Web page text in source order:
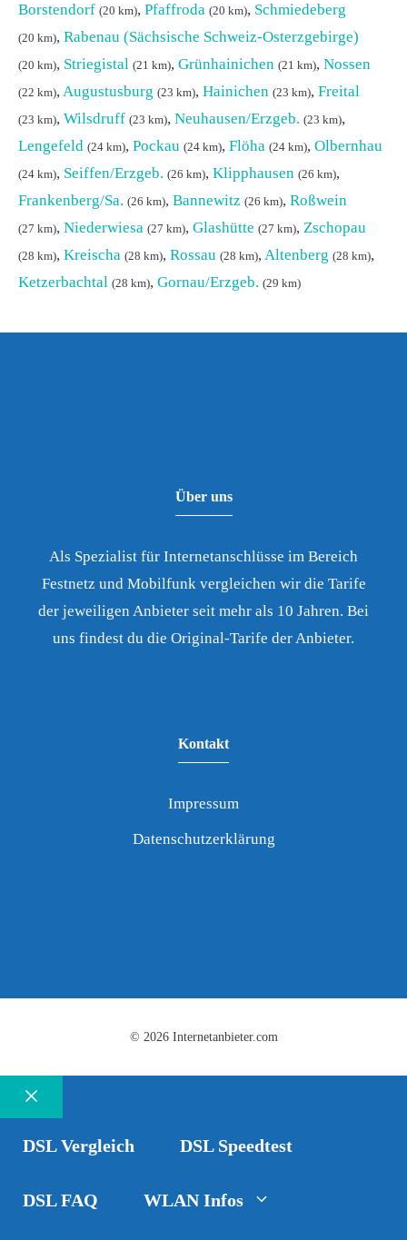
Borstendorf (20 km), Pfaffroda (20 km), Schmiedeberg
(20 km), Rabenau (Sächsische Schweiz-Osterzgebirge)
(20 km), Striegistal (21 km), Grünhainichen (21 km), Nossen
(22 km), Augustusburg (23 km), Hainichen (23 km), Freital
(23 km), Wilsdruff (23 km), Neuhausen/Erzgeb. (23 km),
Lengefeld (24 km), Pockau (24 km), Flöha (24 km), Olbernhau
(24 km), Seiffen/Erzgeb. (26 km), Klipphausen (26 km),
Frankenberg/Sa. (26 km), Bannewitz (26 km), Roßwein
(27 km), Niederwiesa (27 km), Glashütte (27 km), Zschopau
(28 km), Kreischa (28 km), Rossau (28 km), Altenberg (28 km),
Ketzerbachtal (28 km), Gornau/Erzgeb. (29 km)
Über uns
Als Spezialist für Internetanschlüsse im Bereich
Festnetz und Mobilfunk vergleichen wir die Tarife
der jeweiligen Anbieter seit mehr als 10 Jahren. Bei
uns findest du die Original-Tarife der Anbieter.
Kontakt
Impressum
Datenschutzerklärung
© 2026 Internetanbieter.com
Schließen
DSL Vergleich DSL Speedtest
DSL FAQ WLAN Infos